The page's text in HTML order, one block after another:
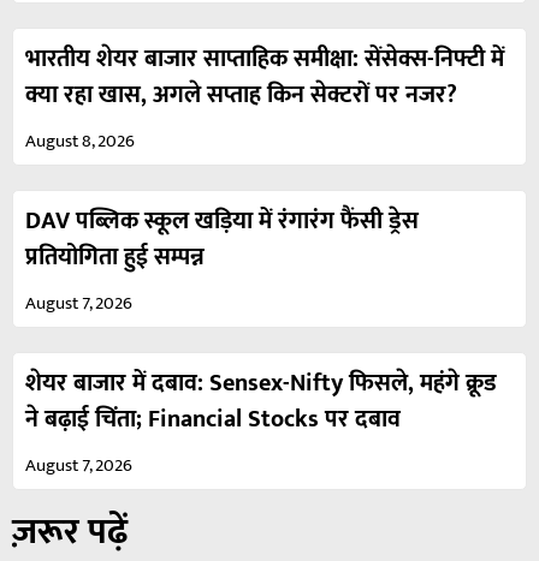
भारतीय शेयर बाजार साप्ताहिक समीक्षा: सेंसेक्स-निफ्टी में
क्या रहा खास, अगले सप्ताह किन सेक्टरों पर नजर?
August 8, 2026
DAV पब्लिक स्कूल खड़िया में रंगारंग फैंसी ड्रेस
प्रतियोगिता हुई सम्पन्न
August 7, 2026
शेयर बाजार में दबाव: Sensex-Nifty फिसले, महंगे क्रूड
ने बढ़ाई चिंता; Financial Stocks पर दबाव
August 7, 2026
ज़रूर पढ़ें